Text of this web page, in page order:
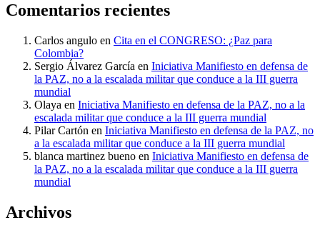
Comentarios recientes
Carlos angulo en Cita en el CONGRESO: ¿Paz para
Colombia?
Sergio Álvarez García en Iniciativa Manifiesto en defensa de
la PAZ, no a la escalada militar que conduce a la III guerra
mundial
Olaya en Iniciativa Manifiesto en defensa de la PAZ, no a la
escalada militar que conduce a la III guerra mundial
Pilar Cartón en Iniciativa Manifiesto en defensa de la PAZ, no
a la escalada militar que conduce a la III guerra mundial
blanca martinez bueno en Iniciativa Manifiesto en defensa de
la PAZ, no a la escalada militar que conduce a la III guerra
mundial
Archivos